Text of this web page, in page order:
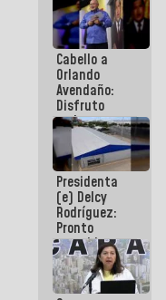
Cabello a
Orlando
Avendaño:
Disfruto
cada vez
que escribes
porque lo
que haces
es
embarrarla
Presidenta
(e) Delcy
Rodríguez:
Pronto
restableceremos
las
operaciones
en el